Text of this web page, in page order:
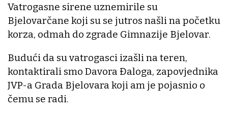
Vatrogasne sirene uznemirile su
Bjelovarčane koji su se jutros našli na početku
korza, odmah do zgrade Gimnazije Bjelovar.
Budući da su vatrogasci izašli na teren,
kontaktirali smo Davora Đaloga, zapovjednika
JVP-a Grada Bjelovara koji am je pojasnio o
čemu se radi.